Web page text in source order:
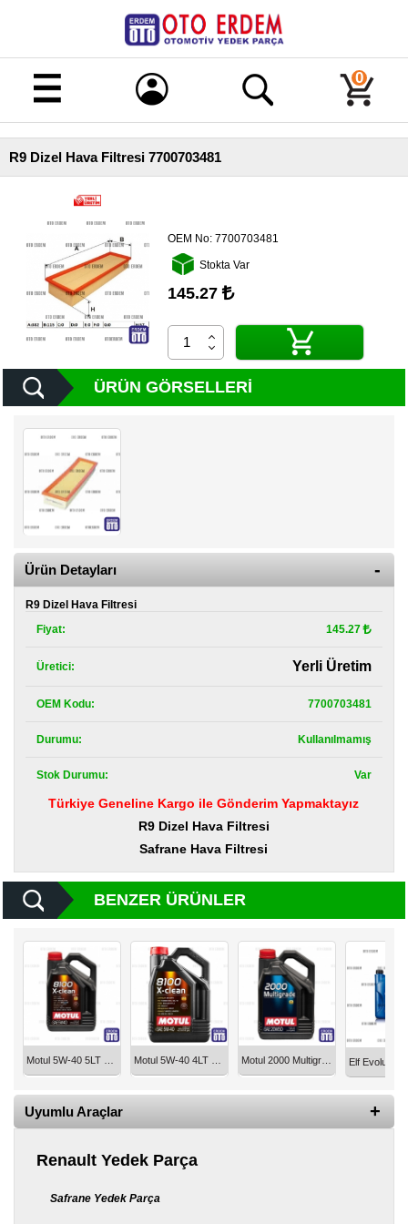
Merhaba!
Giriş
Kayıt
Ana
Sayfa
Kampanyalı
Ürünler
Banka
Hesapları
İletişim
Kategoriler
Renault
Yedek
Fiat
Parça
TOFAŞ
Yedek
DACIA
Yedek
Romeo
Parça
TOGG
Yedek
Parça
Oto
Silecek
Standı
Ampül
Çeşitleri
Dacia
Yedekleri
Aksesuar
Sanroof
0
R9 Dizel Hava Filtresi 7700703481
OEM No:7700703481
Stokta Var
145.27
ÜRÜN GÖRSELLERI
Ürün Detayları
R9 Dizel Hava Filtresi
Fiyat:
145.27
Üretici: Yerli Üretim
OEM Kodu: 7700703481
Durumu: Kullanılmamış
Stok Durumu: Var
Türkiye Geneline Kargo ile Gönderim Yapmaktayız
R9 Dizel Hava Filtresi
Safrane Hava Filtresi
BENZER ÜRÜNLER
Uyumlu Araçlar
Renault Yedek Parça
Safrane Yedek Parça